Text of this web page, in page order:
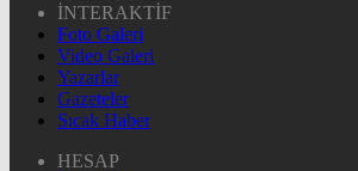
İNTERAKTİF
Foto Galeri
Video Galeri
Yazarlar
Gazeteler
Sıcak Haber
HESAP